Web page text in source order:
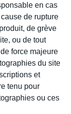
en cas
de rupture
de grève
ou de tout
force majeure
du site
et
tenu pour
ou ces